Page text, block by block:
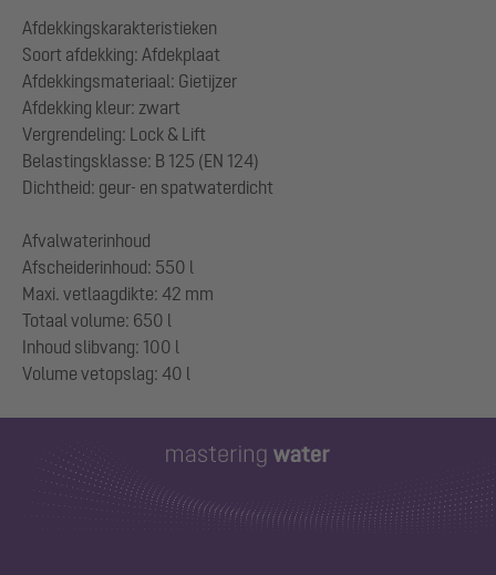
Afdekkingskarakteristieken
Soort afdekking: Afdekplaat
Afdekkingsmateriaal: Gietijzer
Afdekking kleur: zwart
Vergrendeling: Lock & Lift
Belastingsklasse: B 125 (EN 124)
Dichtheid: geur- en spatwaterdicht
Afvalwaterinhoud
Afscheiderinhoud: 550 l
Maxi. vetlaagdikte: 42 mm
Totaal volume: 650 l
Inhoud slibvang: 100 l